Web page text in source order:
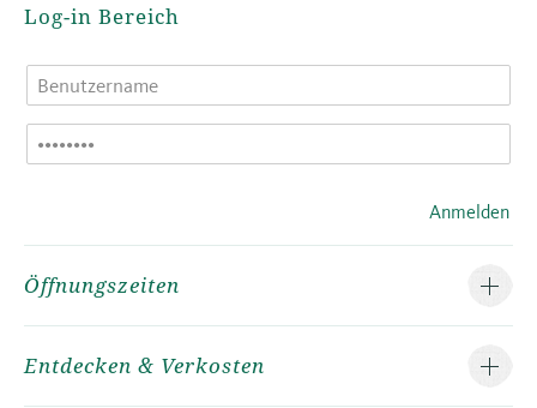
Log-in Bereich
Anmelden
Öffnungszeiten
Entdecken & Verkosten